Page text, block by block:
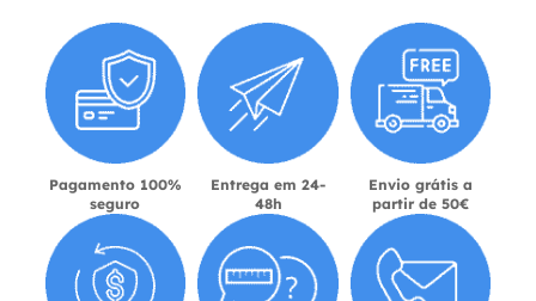
Pagamento 100%
seguro
Entrega em 24-
48h
Envio grátis a
partir de 50€